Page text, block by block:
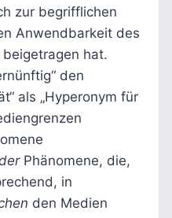
zur begrifflichen
Anwendbarkeit des
hat.
den
als „Hyperonym für
Phänomene, die,
in
den Medien